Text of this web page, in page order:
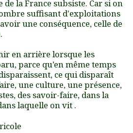
la France subsiste. Car si on
suffisant d'exploitations
une conséquence, celle de
en arrière lorsque les
parce qu’en même temps
ce qui disparaît
une culture, une présence,
des savoir-faire, dans la
laquelle on vit .